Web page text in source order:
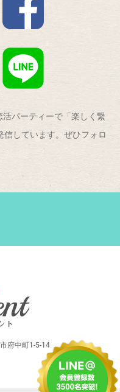
パーティーで「楽しく繋
しています。ぜひフォロ
府中町1-5-14